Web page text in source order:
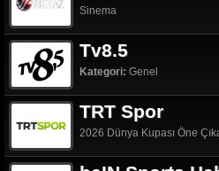
Sinema
Tv8.5
Kategori: Genel
TRT Spor
2026 Dünya Kupası Öne